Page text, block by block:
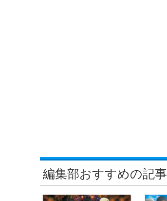
編集部おすすめの記事